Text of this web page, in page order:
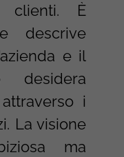
clienti. È
descrive
e il
desidera
i
La visione
ma